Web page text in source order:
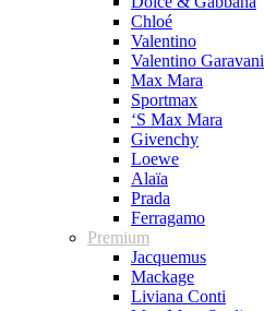
Chloé
Valentino
Valentino Garavani
Max Mara
Sportmax
‘S Max Mara
Givenchy
Loewe
Alaïa
Prada
Ferragamo
Premium
Jacquemus
Mackage
Liviana Conti